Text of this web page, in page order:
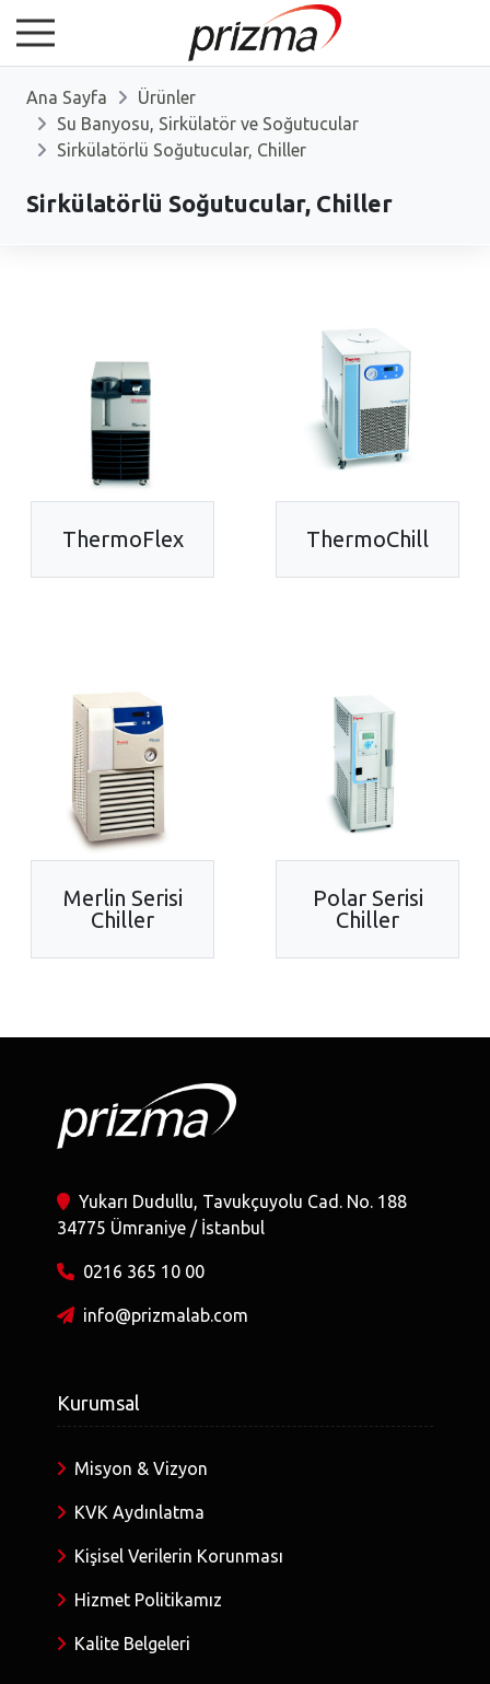
Ana Sayfa
Ürünler
Su Banyosu, Sirkülatör ve Soğutucular
Sirkülatörlü Soğutucular, Chiller
Sirkülatörlü Soğutucular, Chiller
ThermoFlex ThermoChill
Merlin Serisi
Chiller
Polar Serisi
Chiller
Yukarı Dudullu, Tavukçuyolu Cad. No. 188
34775 Ümraniye / İstanbul
0216 365 10 00
info@prizmalab.com
Kurumsal
Misyon & Vizyon
KVK Aydınlatma
Kişisel Verilerin Korunması
Hizmet Politikamız
Kalite Belgeleri